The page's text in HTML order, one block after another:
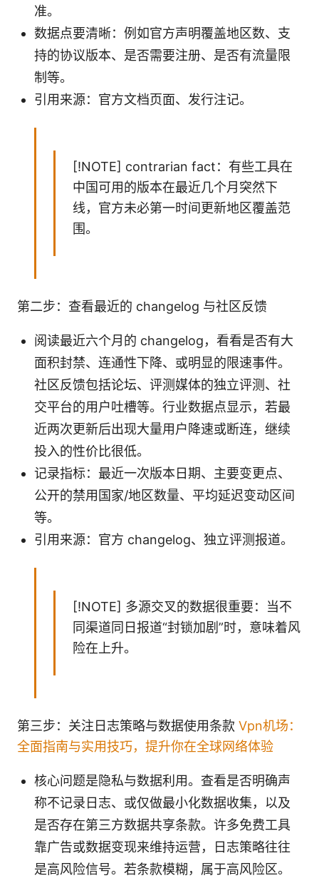
准。
数据点要清晰：例如官方声明覆盖地区数、支
持的协议版本、是否需要注册、是否有流量限
制等。
引用来源：官方文档页面、发行注记。
[!NOTE] contrarian fact：有些工具在
中国可用的版本在最近几个月突然下
线，官方未必第一时间更新地区覆盖范
围。
第二步：查看最近的 changelog 与社区反馈
阅读最近六个月的 changelog，看看是否有大
面积封禁、连通性下降、或明显的限速事件。
社区反馈包括论坛、评测媒体的独立评测、社
交平台的用户吐槽等。行业数据点显示，若最
近两次更新后出现大量用户降速或断连，继续
投入的性价比很低。
记录指标：最近一次版本日期、主要变更点、
公开的禁用国家/地区数量、平均延迟变动区间
等。
引用来源：官方 changelog、独立评测报道。
[!NOTE] 多源交叉的数据很重要：当不
同渠道同日报道“封锁加剧”时，意味着风
险在上升。
第三步：关注日志策略与数据使用条款 Vpn机场：
全面指南与实用技巧，提升你在全球网络体验
核心问题是隐私与数据利用。查看是否明确声
称不记录日志、或仅做最小化数据收集，以及
是否存在第三方数据共享条款。许多免费工具
靠广告或数据变现来维持运营，日志策略往往
是高风险信号。若条款模糊，属于高风险区。